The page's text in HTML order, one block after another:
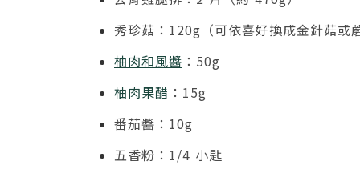
秀珍菇：120g（可依喜好換成金針菇或
柚肉和風醬 ：50g
柚肉果醋 ：15g
番茄醬：10g
五香粉：1/4 小匙